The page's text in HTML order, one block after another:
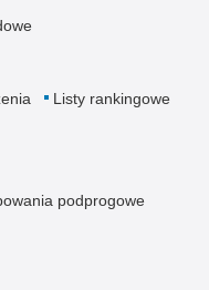
Listy rankingowe
podprogowe